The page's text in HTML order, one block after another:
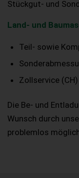
Stückgut- und
Land- und
Teil- sowie
Zollservice (CH)
Die Be- und
Wunsch durch
problemlos